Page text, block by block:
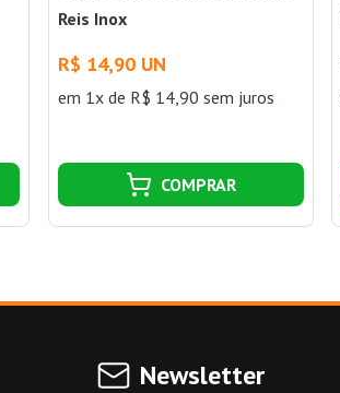
Reis Inox
R$ 14,90 UN
em 1x de R$ 14,90 sem juros
COMPRAR
Newsletter